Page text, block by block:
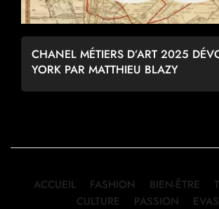
CHANEL MÉTIERS D’ART 2025
YORK PAR MATTHIEU BLAZY
ACCUEIL FASHION BIEN-ÊTRE
CULTURE
PASSION